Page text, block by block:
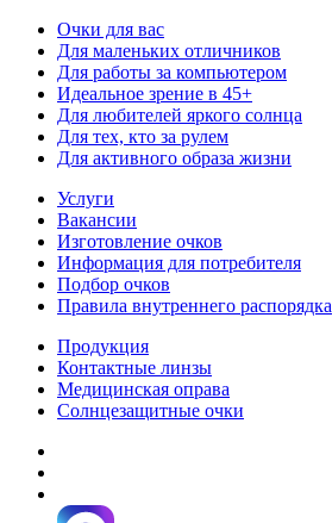
Очки для вас
Для маленьких отличников
Для работы за компьютером
Идеальное зрение в 45+
Для любителей яркого солнца
Для тех, кто за рулем
Для активного образа жизни
Услуги
Вакансии
Изготовление очков
Информация для потребителя
Подбор очков
Правила внутреннего распорядка
Продукция
Контактные линзы
Медицинская оправа
Солнцезащитные очки